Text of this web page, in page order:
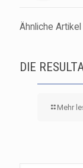
Ähnliche Artikel
DIE
Mehr